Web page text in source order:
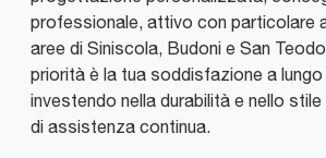
professionale, attivo con particolare
aree di Siniscola, Budoni e San
priorità è la tua soddisfazione a lungo
investendo nella durabilità e nello
di assistenza continua.